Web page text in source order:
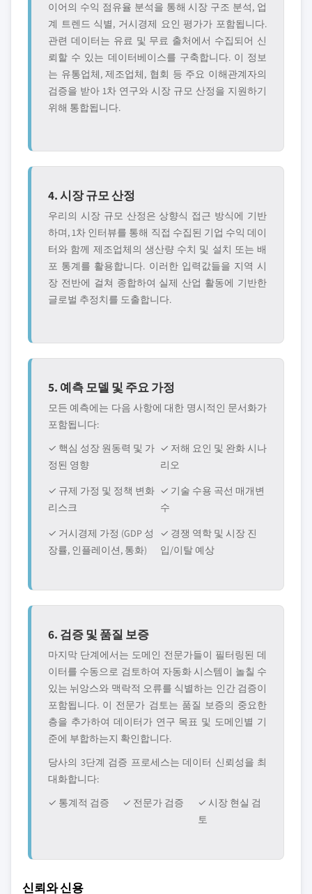
이어의 수익 점유율 분석을 통해 시장 구조 분석, 업
계 트렌드 식별, 거시경제 요인 평가가 포함됩니다.
관련 데이터는 유료 및 무료 출처에서 수집되어 신
뢰할 수 있는 데이터베이스를 구축합니다. 이 정보
는 유통업체, 제조업체, 협회 등 주요 이해관계자의
검증을 받아 1차 연구와 시장 규모 산정을 지원하기
위해 통합됩니다.
4. 시장 규모 산정
우리의 시장 규모 산정은 상향식 접근 방식에 기반
하며, 1차 인터뷰를 통해 직접 수집된 기업 수익 데이
터와 함께 제조업체의 생산량 수치 및 설치 또는 배
포 통계를 활용합니다. 이러한 입력값들을 지역 시
장 전반에 걸쳐 종합하여 실제 산업 활동에 기반한
글로벌 추정치를 도출합니다.
5. 예측 모델 및 주요 가정
모든 예측에는 다음 사항에 대한 명시적인 문서화가
포함됩니다:
✓ 핵심 성장 원동력 및 가
정된 영향
✓ 저해 요인 및 완화 시나
리오
✓ 규제 가정 및 정책 변화
리스크
✓ 기술 수용 곡선 매개변
수
✓ 거시경제 가정 (GDP 성
장률, 인플레이션, 통화)
✓ 경쟁 역학 및 시장 진
입/이탈 예상
6. 검증 및 품질 보증
마지막 단계에서는 도메인 전문가들이 필터링된 데
이터를 수동으로 검토하여 자동화 시스템이 놀칠 수
있는 뉘앙스와 맥락적 오류를 식별하는 인간 검증이
포함됩니다. 이 전문가 검토는 품질 보증의 중요한
층을 추가하여 데이터가 연구 목표 및 도메인별 기
준에 부합하는지 확인합니다.
당사의 3단계 검증 프로세스는 데이터 신뢰성을 최
대화합니다:
✓ 통계적 검증
✓ 전문가 검증
✓ 시장 현실 검
토
신뢰와 신용